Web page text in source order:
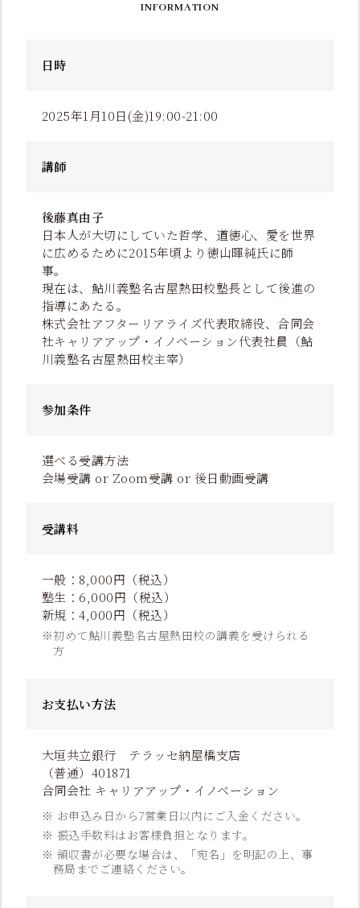
INFORMATION
日時
2025年1月10日(金)19:00-21:00
講師
後藤真由子
日本人が大切にしていた哲学、道徳心、愛を世界
に広めるために2015年頃より徳山暉純氏に師
事。
現在は、鮎川義塾名古屋熱田校塾長として後進の
指導にあたる。
株式会社アフターリアライズ代表取締役、合同会
社キャリアアップ・イノベーション代表社員（鮎
川義塾名古屋熱田校主宰）
参加条件
選べる受講方法
会場受講 or Zoom受講 or 後日動画受講
受講料
一般：8,000円（税込）
塾生：6,000円（税込）
新規：4,000円（税込）
※初めて鮎川義塾名古屋熱田校の講義を受けられる
方
お支払い方法
大垣共立銀行 テラッセ納屋橋支店
（普通）401871
合同会社 キャリアアップ・イノベーション
※ お申込み日から7営業日以内にご入金ください。
※ 振込手数料はお客様負担となります。
※ 領収書が必要な場合は、「宛名」を明記の上、事
務局までご連絡ください。